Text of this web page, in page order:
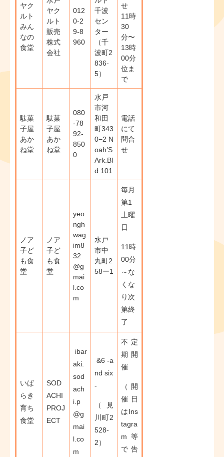
ヤク
ルト
みん
なの
食堂
ヤク
ルト
販売
株式
会社
012
0-2
9-8
960
千波
セン
ター
（千
波町2
836-
5）
せ
11時
30
分〜
13時
00分
位ま
で
駄菓
子屋
あか
ね堂
駄菓
子屋
あか
ね堂
080
-78
92-
850
0
水戸
市河
和田
町343
0−2 N
oah’S
Ark.Bl
d 101
電話
にて
問合
せ
ノア
子ど
も食
堂
ノア
子ど
も食
堂
yeo
ngh
wag
im8
32
@g
mai
l.co
m
水戸
市中
丸町2
58ー1
毎月
第1
土曜
日
11時
00分
～な
くな
り次
第終
了
いば
らき
育ち
食堂
SOD
ACHI
PROJ
ECT
ibar
aki.
sod
ach
i.p
@g
mai
l.co
m
&6 -a
nd six
-
（見
川町2
528-
2）
不定
期開
催
（開
催日
はIns
tagra
m等
で告